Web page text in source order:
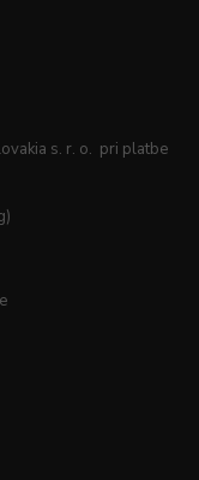
s. r. o. pri platbe